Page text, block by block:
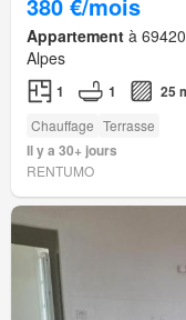
380 €/mois
Appartement à
Alpes
1 1 25
Chauffage Terrasse
Il y a 30+ jours
RENTUMO